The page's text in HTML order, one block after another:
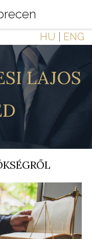
HU ENG
LAJOS